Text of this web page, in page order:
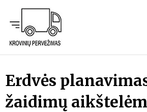
Skip
content
Erdvės
žaidimų